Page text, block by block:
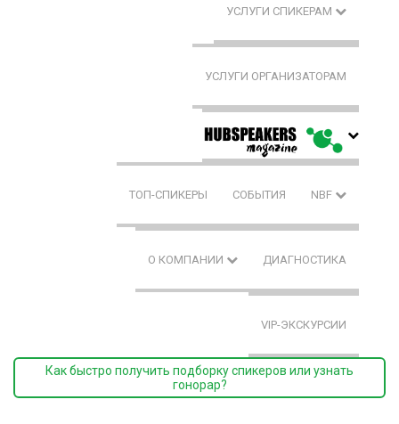
УСЛУГИ СПИКЕРАМ
УСЛУГИ ОРГАНИЗАТОРАМ
ТОП-СПИКЕРЫ СОБЫТИЯ NBF
О КОМПАНИИ ДИАГНОСТИКА
VIP-ЭКСКУРСИИ
Как быстро получить подборку спикеров или узнать
гонорар?